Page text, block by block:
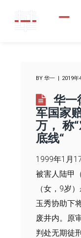
BY 华一 2019年
华一
军国家
万， 称
底线“
1999年1月
被害人陆甲
（女，9岁
玉秀协助下
废井内。原
判处无期徒